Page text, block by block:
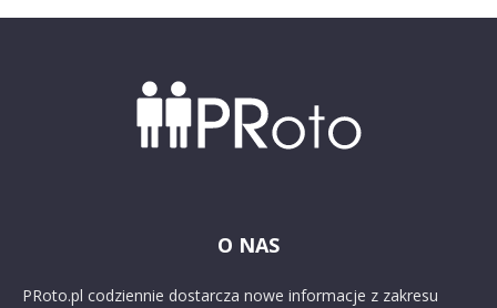
O NAS
PRoto.pl codziennie dostarcza nowe informacje z zakresu